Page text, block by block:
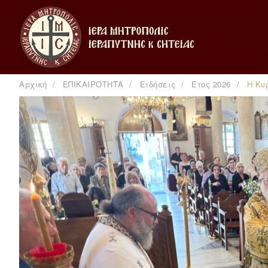
Αρχική ΕΠΙΚΑΙΡΟΤΗΤΑ Ειδήσεις Έτος 2026 Η